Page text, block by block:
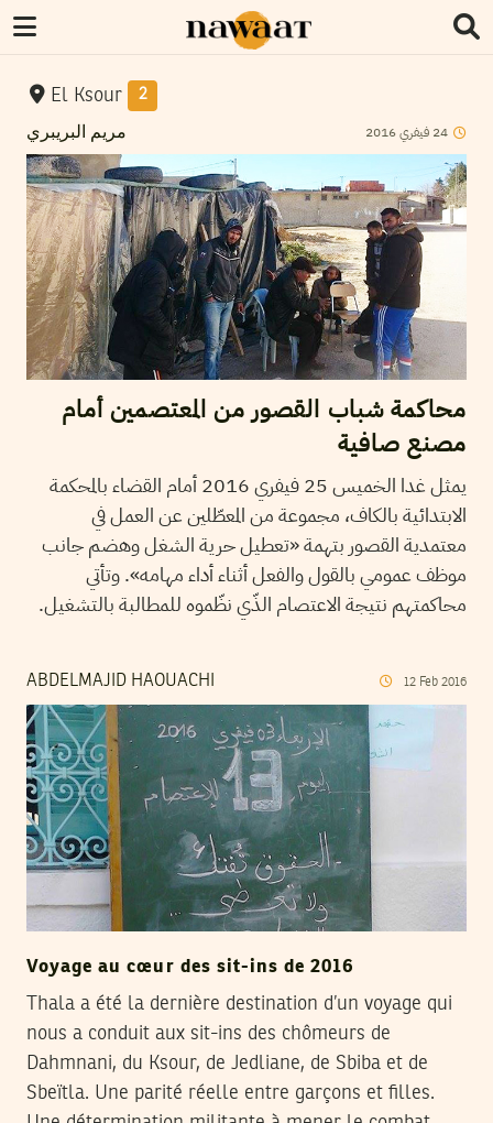
El Ksour 2
مريم البريبري 24 فيفري2016
محاكمة شباب القصور من المعتصمين أمام
مصنع صافية
يمثل غدا الخميس 25 فيفري 2016 أمام القضاء بالمحكمة
الابتدائية بالكاف، مجموعة من المعطّلين عن العمل في
معتمدية القصور بتهمة «تعطيل حرية الشغل وهضم جانب
موظف عمومي بالقول والفعل أثناء أداء مهامه». وتأتي
محاكمتهم نتيجة الاعتصام الذّي نظّموه للمطالبة بالتشغيل.
ABDELMAJID HAOUACHI 12 Feb 2016
Voyage au cœur des sit-ins de 2016
Thala a été la dernière destination d’un voyage qui
nous a conduit aux sit-ins des chômeurs de
Dahmnani, du Ksour, de Jedliane, de Sbiba et de
Sbeïtla. Une parité réelle entre garçons et filles.